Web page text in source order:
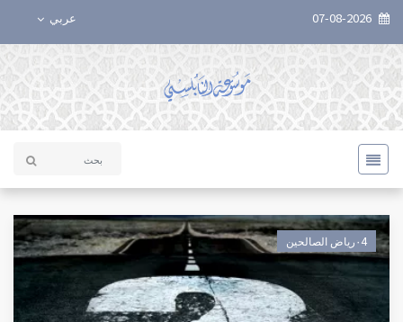
عربي
٠4رياض الصالحين